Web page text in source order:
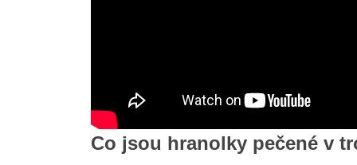
Co jsou hranolky pečené v